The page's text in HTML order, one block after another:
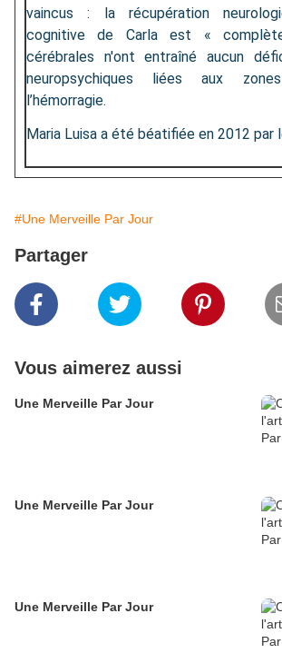
vaincus : la récupération
cognitive de Carla est «
cérébrales n'ont entraîné aucun
neuropsychiques liées aux
l’hémorragie.
Maria Luisa a été béatifiée en 2012 par
#Une Merveille Par Jour
Partager
Vous aimerez aussi
Une Merveille Par Jour
Une Merveille Par Jour
Une Merveille Par Jour